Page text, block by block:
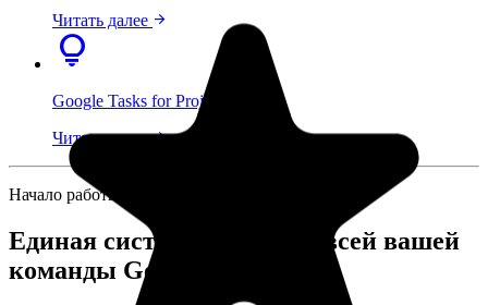
"I love the simple, intuitive interface and the Add to Tasks feature,
especially as I work through my emails! Sharing my tasks is also
easy. Overall, outstanding and simple to use, and that means a lot
with too many complex tasks out there!"
Greg Cantori
Читать далее arrow_forward
lightbulb
Google Tasks for Projects
Читать далееarrow_forward
Начало работы
Единая система задач для всей вашей
команды Google Workspace